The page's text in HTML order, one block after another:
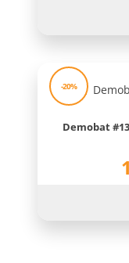
-20%
Demobat